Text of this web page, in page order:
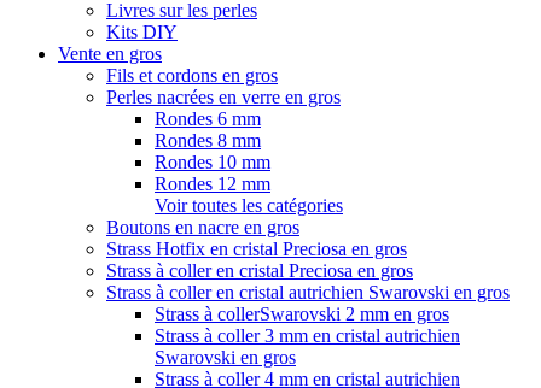
Livres sur les perles
Kits DIY
Vente en gros
Fils et cordons en gros
Perles nacrées en verre en gros
Rondes 6 mm
Rondes 8 mm
Rondes 10 mm
Rondes 12 mm
Voir toutes les catégories
Boutons en nacre en gros
Strass Hotfix en cristal Preciosa en gros
Strass à coller en cristal Preciosa en gros
Strass à coller en cristal autrichien Swarovski en gros
Strass à collerSwarovski 2 mm en gros
Strass à coller 3 mm en cristal autrichien
Swarovski en gros
Strass à coller 4 mm en cristal autrichien